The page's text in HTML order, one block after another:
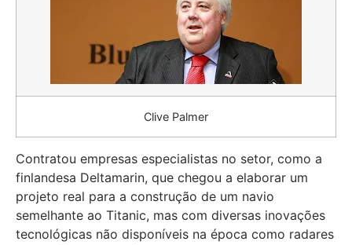
Clive Palmer
Contratou empresas especialistas no setor, como a
finlandesa Deltamarin, que chegou a elaborar um
projeto real para a construção de um navio
semelhante ao Titanic, mas com diversas inovações
tecnológicas não disponíveis na época como radares